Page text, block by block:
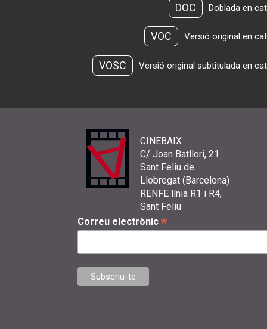
DOC Doblada en
VOC Versió original en
VOSC Versió original subtitulada en
CINEBAIX
C/ Joan Batllori, 21
Sant Feliu de
Llobregat (Barcelona)
RENFE línia R1 i R4,
Sant Feliu
Correu electrònic *